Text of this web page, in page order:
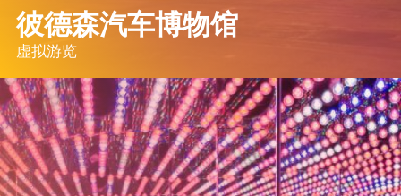
彼德森汽车博物馆
虚拟游览